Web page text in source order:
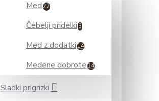
Med 22
Čebelji pridelki 3
Med z dodatki 14
Medene dobrote 14
Sladki prigrizki